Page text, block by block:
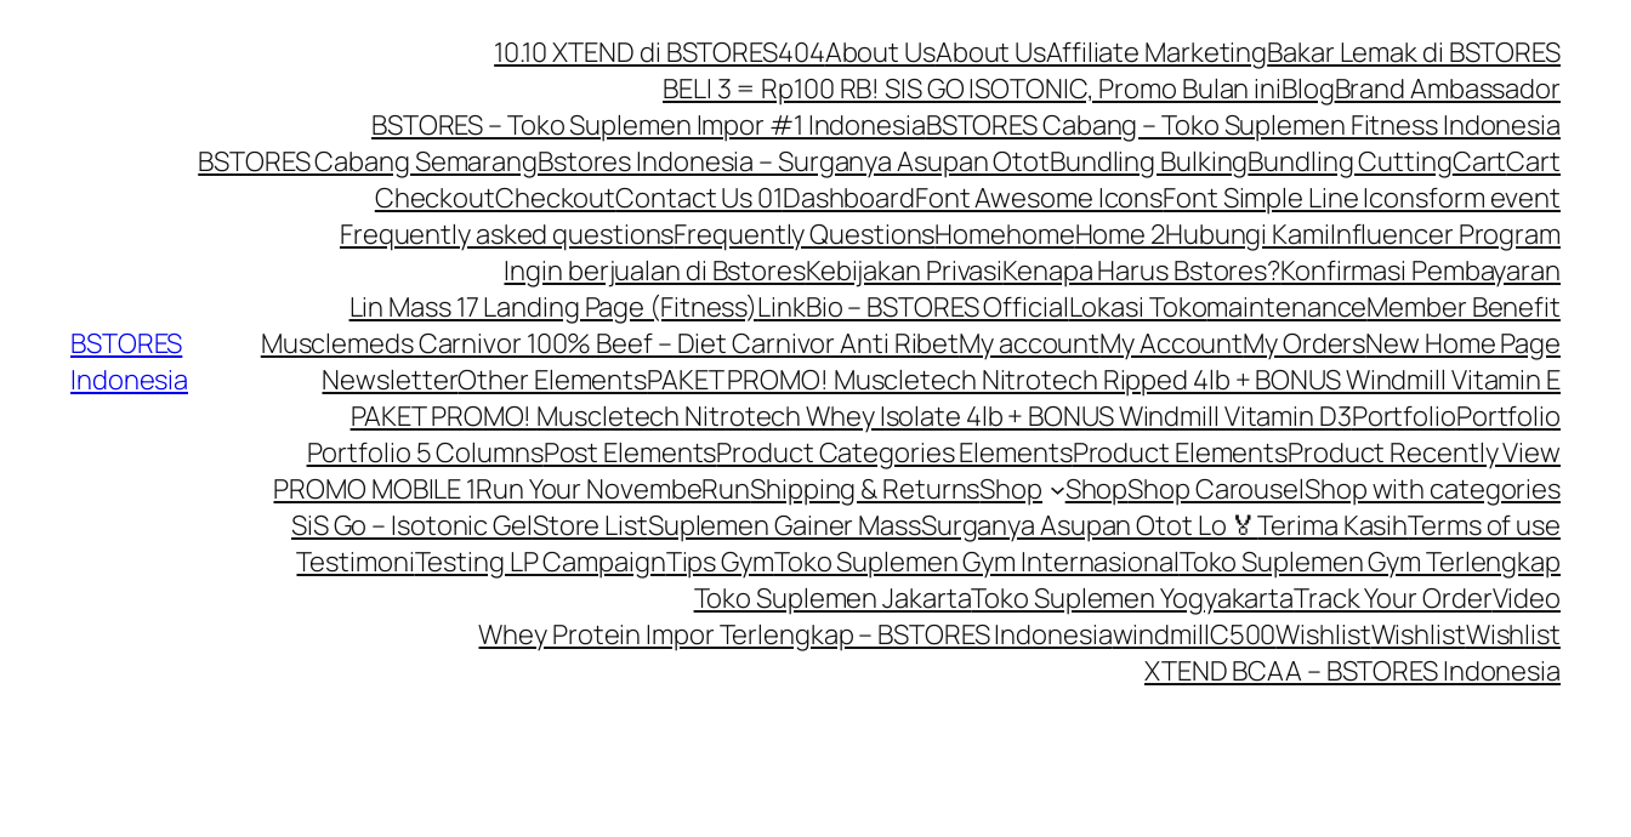
BSTORES
Indonesia
10.10 XTEND di BSTORES404About UsAbout UsAffiliate MarketingBakar Lemak di BSTORES
BELI 3 = Rp100 RB! SIS GO ISOTONIC, Promo Bulan iniBlogBrand Ambassador
BSTORES – Toko Suplemen Impor #1 IndonesiaBSTORES Cabang – Toko Suplemen Fitness Indonesia
BSTORES Cabang SemarangBstores Indonesia – Surganya Asupan OtotBundling BulkingBundling CuttingCartCart
CheckoutCheckoutContact Us 01DashboardFont Awesome IconsFont Simple Line Iconsform event
Frequently asked questionsFrequently QuestionsHomehomeHome 2Hubungi KamiInfluencer Program
Ingin berjualan di BstoresKebijakan PrivasiKenapa Harus Bstores?Konfirmasi Pembayaran
Lin Mass 17 Landing Page (Fitness)LinkBio – BSTORES OfficialLokasi TokomaintenanceMember Benefit
Musclemeds Carnivor 100% Beef – Diet Carnivor Anti RibetMy accountMy AccountMy OrdersNew Home Page
NewsletterOther ElementsPAKET PROMO! Muscletech Nitrotech Ripped 4lb + BONUS Windmill Vitamin E
PAKET PROMO! Muscletech Nitrotech Whey Isolate 4lb + BONUS Windmill Vitamin D3PortfolioPortfolio
Portfolio 5 ColumnsPost ElementsProduct Categories ElementsProduct ElementsProduct Recently View
PROMO MOBILE 1Run Your NovembeRunShipping & ReturnsShop ShopShop CarouselShop with categories
SiS Go – Isotonic GelStore ListSuplemen Gainer MassSurganya Asupan Otot Lo 🏅Terima KasihTerms of use
TestimoniTesting LP CampaignTips GymToko Suplemen Gym InternasionalToko Suplemen Gym Terlengkap
Toko Suplemen JakartaToko Suplemen YogyakartaTrack Your OrderVideo
Whey Protein Impor Terlengkap – BSTORES IndonesiawindmillC500WishlistWishlistWishlist
XTEND BCAA – BSTORES Indonesia